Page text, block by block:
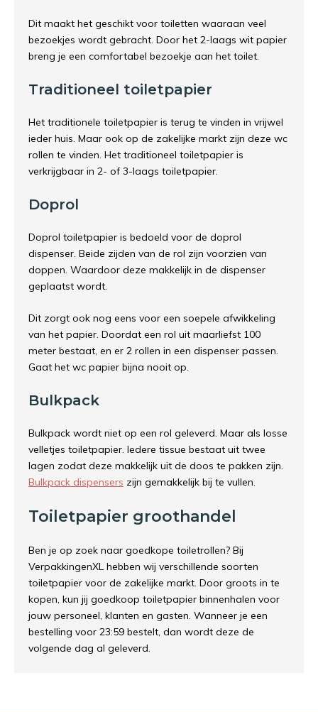
Dit maakt het geschikt voor toiletten waaraan veel
bezoekjes wordt gebracht. Door het 2-laags wit papier
breng je een comfortabel bezoekje aan het toilet.
Traditioneel toiletpapier
Het traditionele toiletpapier is terug te vinden in vrijwel
ieder huis. Maar ook op de zakelijke markt zijn deze wc
rollen te vinden. Het traditioneel toiletpapier is
verkrijgbaar in 2- of 3-laags toiletpapier.
Doprol
Doprol toiletpapier is bedoeld voor de doprol
dispenser. Beide zijden van de rol zijn voorzien van
doppen. Waardoor deze makkelijk in de dispenser
geplaatst wordt.
Dit zorgt ook nog eens voor een soepele afwikkeling
van het papier. Doordat een rol uit maarliefst 100
meter bestaat, en er 2 rollen in een dispenser passen.
Gaat het wc papier bijna nooit op.
Bulkpack
Bulkpack wordt niet op een rol geleverd. Maar als losse
velletjes toiletpapier. Iedere tissue bestaat uit twee
lagen zodat deze makkelijk uit de doos te pakken zijn.
Bulkpack dispensers zijn gemakkelijk bij te vullen.
Toiletpapier groothandel
Ben je op zoek naar goedkope toiletrollen? Bij
VerpakkingenXL hebben wij verschillende soorten
toiletpapier voor de zakelijke markt. Door groots in te
kopen, kun jij goedkoop toiletpapier binnenhalen voor
jouw personeel, klanten en gasten. Wanneer je een
bestelling voor 23:59 bestelt, dan wordt deze de
volgende dag al geleverd.